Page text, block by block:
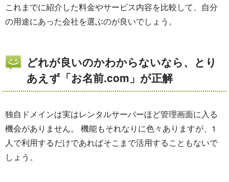
これまでに紹介した料金やサービス内容を比較して、自分
の用途にあった会社を選ぶのが良いでしょう。
どれが良いのかわからないなら、とり
あえず「お名前.com」が正解
独自ドメインは実はレンタルサーバーほど管理画面に入る
機会がありません。 機能もそれなりに色々ありますが、1
人で利用するだけであればそこまで活用することもないで
しょう。